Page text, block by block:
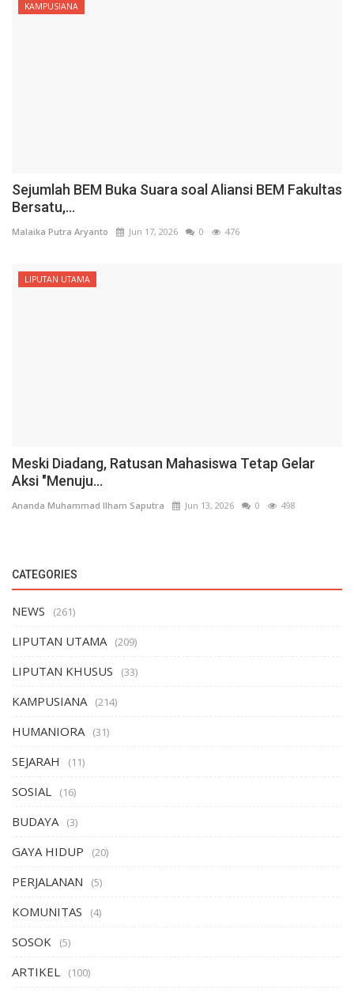
KAMPUSIANA
Sejumlah BEM Buka Suara soal Aliansi BEM Fakultas
Bersatu,...
Malaika Putra Aryanto Jun 17, 2026 0 476
LIPUTAN UTAMA
Meski Diadang, Ratusan Mahasiswa Tetap Gelar
Aksi "Menuju...
Ananda Muhammad Ilham Saputra Jun 13, 2026 0 498
CATEGORIES
NEWS (261)
LIPUTAN UTAMA (209)
LIPUTAN KHUSUS (33)
KAMPUSIANA (214)
HUMANIORA (31)
SEJARAH (11)
SOSIAL (16)
BUDAYA (3)
GAYA HIDUP (20)
PERJALANAN (5)
KOMUNITAS (4)
SOSOK (5)
ARTIKEL (100)